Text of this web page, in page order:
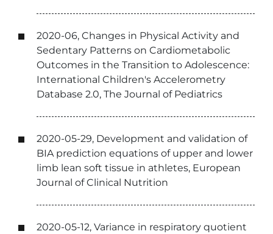
2020-06, Changes in Physical Activity and
Sedentary Patterns on Cardiometabolic
Outcomes in the Transition to Adolescence:
International Children's Accelerometry
Database 2.0, The Journal of Pediatrics
2020-05-29, Development and validation of
BIA prediction equations of upper and lower
limb lean soft tissue in athletes, European
Journal of Clinical Nutrition
2020-05-12, Variance in respiratory quotient